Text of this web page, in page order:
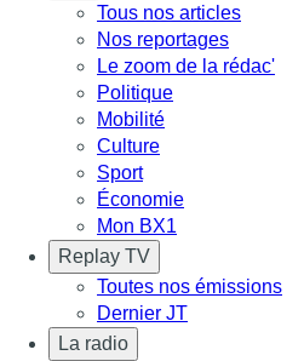
Tous nos articles
Nos reportages
Le zoom de la rédac'
Politique
Mobilité
Culture
Sport
Économie
Mon BX1
Replay TV
Toutes nos émissions
Dernier JT
La radio